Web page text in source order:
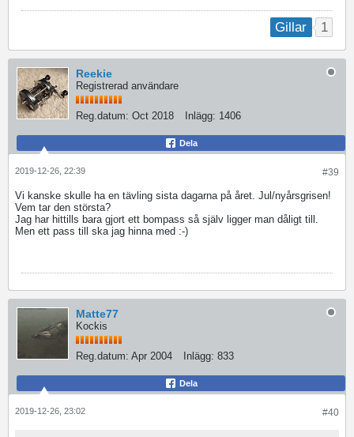
Gillar 1
Reekie
Registrerad användare
Reg.datum: Oct 2018 Inlägg: 1406
Dela
#39
2019-12-26, 22:39
Vi kanske skulle ha en tävling sista dagarna på året. Jul/nyårsgrisen!
Vem tar den största?
Jag har hittills bara gjort ett bompass så själv ligger man dåligt till.
Men ett pass till ska jag hinna med :-)
Matte77
Kockis
Reg.datum: Apr 2004 Inlägg: 833
Dela
#40
2019-12-26, 23:02